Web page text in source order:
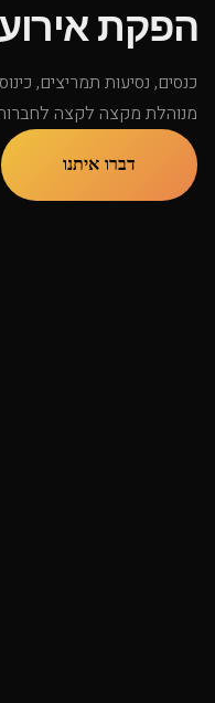
הפקת
כנסים, נסיעות תמריצים,
מנוהלת מקצה לקצה
דברו איתנו